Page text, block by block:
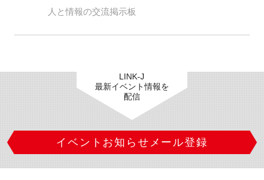
人と情報の交流掲示板
LINK-J
最新イベント情報を
配信
イベントお知らせメール登録